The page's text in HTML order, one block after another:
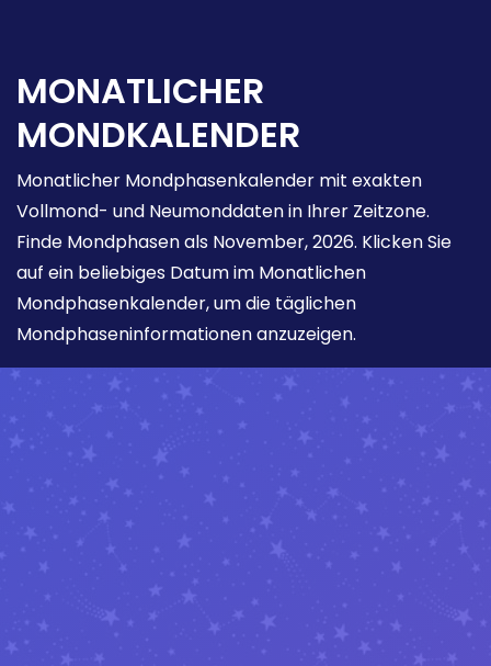
MONATLICHER
MONDKALENDER
Monatlicher Mondphasenkalender mit exakten
Vollmond- und Neumonddaten in Ihrer Zeitzone.
Finde Mondphasen als November, 2026. Klicken Sie
auf ein beliebiges Datum im Monatlichen
Mondphasenkalender, um die täglichen
Mondphaseninformationen anzuzeigen.